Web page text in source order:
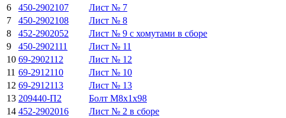
6
450-2902107 Лист № 7
7
450-2902108 Лист № 8
8
452-2902052 Лист № 9 с хомутами в сборе
9
450-2902111 Лист № 11
10 69-2902112 Лист № 12
11 69-2912110 Лист № 10
12 69-2912113 Лист № 13
13 209440-П2 Болт М8х1х98
14 452-2902016 Лист № 2 в сборе